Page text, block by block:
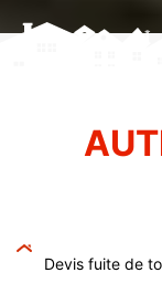
Devis fuite de